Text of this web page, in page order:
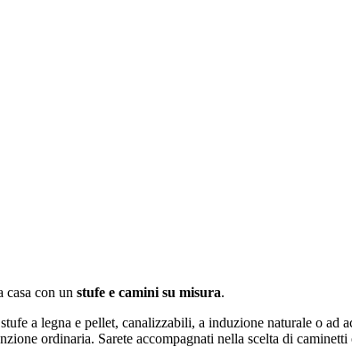
casa con un stufe e camini su misura.
a legna e pellet, canalizzabili, a induzione naturale o ad
ordinaria. Sarete accompagnati nella scelta di